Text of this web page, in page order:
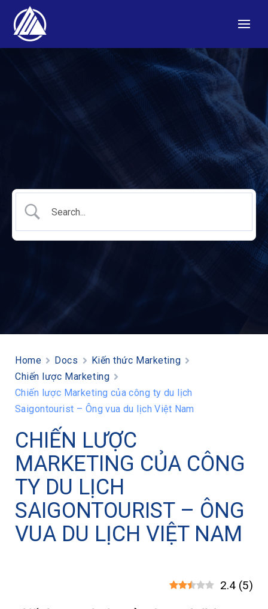
Home Docs
Kiến thức Marketing
Chiến lược Marketing
Chiến lược Marketing của công ty du lịch
Saigontourist – Ông vua du lịch Việt Nam
CHIẾN LƯỢC
MARKETING CỦA CÔNG
TY DU LỊCH
SAIGONTOURIST – ÔNG
VUA DU LỊCH VIỆT NAM
2.4 (5)